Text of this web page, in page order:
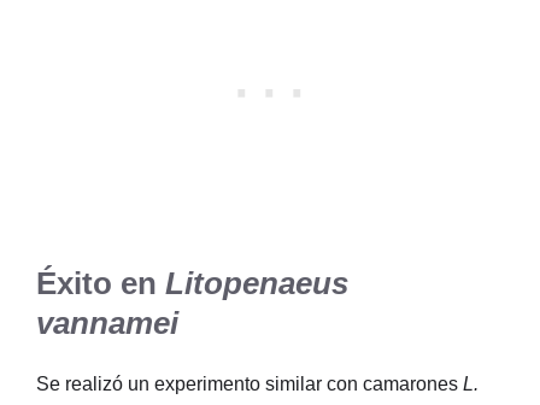
Éxito en Litopenaeus
vannamei
Se realizó un experimento similar con camarones L.